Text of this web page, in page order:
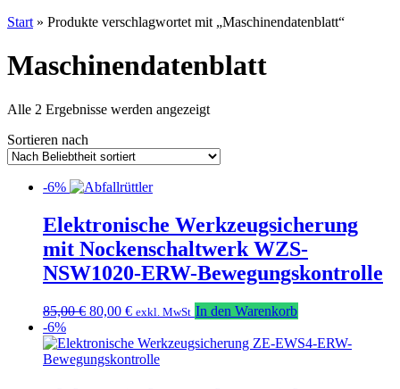
Start » Produkte verschlagwortet mit „Maschinendatenblatt“
Maschinendatenblatt
Alle 2 Ergebnisse werden angezeigtNach
Sortieren nach
-6%
Elektronische Werkzeugsicherung
mit Nockenschaltwerk WZS-
NSW1020-ERW-Bewegungskontrolle
85,00€ Ursprünglicher
war:
85,00 €
80,00 €Aktueller
ist:
80,00 €.
exkl. MwSt In den Warenkorb
-6%